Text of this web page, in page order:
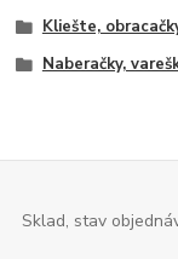
Kliešte,
Naberačky,
Sklad, stav